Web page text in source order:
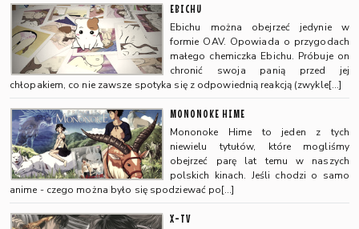
EBICHU
Ebichu można obejrzeć jedynie w
formie OAV. Opowiada o przygodach
małego chemiczka Ebichu. Próbuje on
chronić swoja panią przed jej
chłopakiem, co nie zawsze spotyka się z odpowiednią reakcją (zwykle[…]
MONONOKE HIME
Mononoke Hime to jeden z tych
niewielu tytułów, które mogliśmy
obejrzeć parę lat temu w naszych
polskich kinach. Jeśli chodzi o samo
anime - czego można było się spodziewać po[…]
X-TV